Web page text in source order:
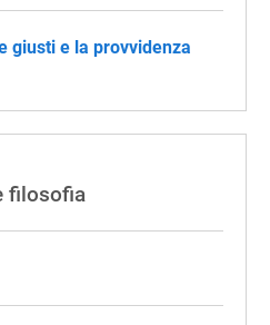
giusti e la provvidenza
filosofia